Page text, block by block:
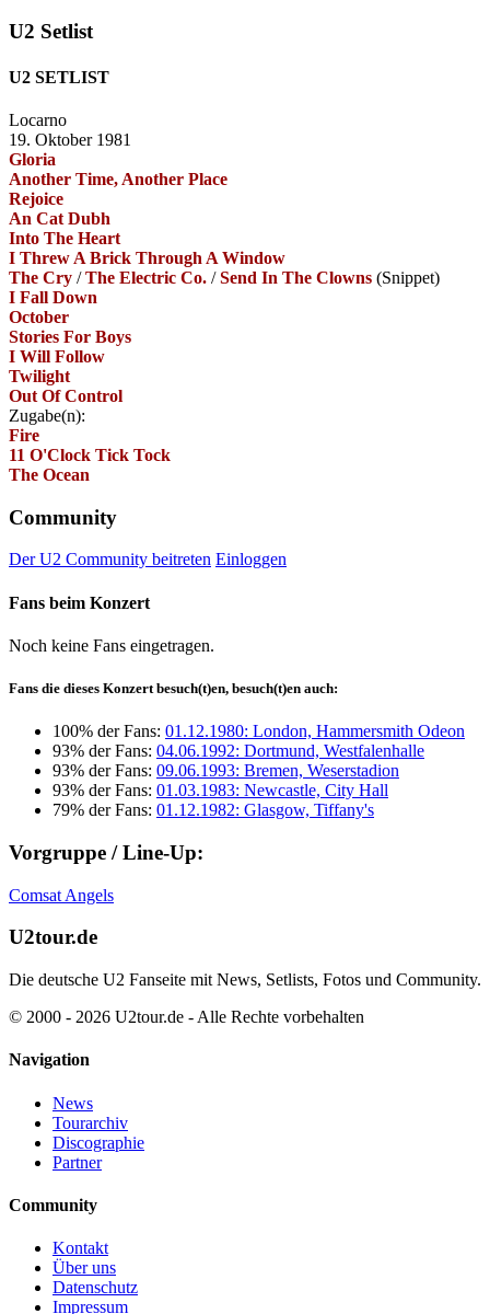
U2 Setlist
U2 SETLIST
Locarno
19. Oktober 1981
Gloria
Another Time, Another Place
Rejoice
An Cat Dubh
Into The Heart
I Threw A Brick Through A Window
The Cry /The Electric Co. /Send In The Clowns (Snippet)
I Fall Down
October
Stories For Boys
I Will Follow
Twilight
Out Of Control
Zugabe(n):
Fire
11 O'Clock Tick Tock
The Ocean
Community
Der U2 Community beitreten Einloggen
Fans beim Konzert
Noch keine Fans eingetragen.
Fans die dieses Konzert besuch(t)en, besuch(t)en auch:
100% der Fans: 01.12.1980: London, Hammersmith Odeon
93% der Fans: 04.06.1992: Dortmund, Westfalenhalle
93% der Fans: 09.06.1993: Bremen, Weserstadion
93% der Fans: 01.03.1983: Newcastle, City Hall
79% der Fans: 01.12.1982: Glasgow, Tiffany's
Vorgruppe / Line-Up:
Comsat Angels
U2tour.de
Die deutsche U2 Fanseite mit News, Setlists, Fotos und Community.
© 2000 - 2026 U2tour.de - Alle Rechte vorbehalten
Navigation
News
Tourarchiv
Discographie
Partner
Community
Kontakt
Über uns
Datenschutz
Impressum